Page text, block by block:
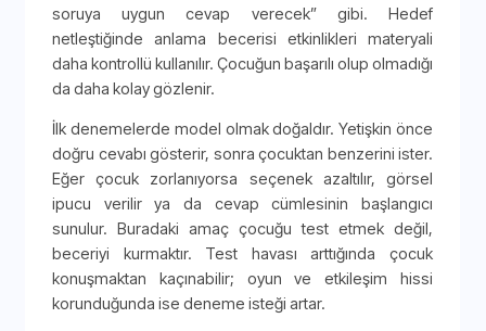
soruya uygun cevap verecek” gibi. Hedef
netleştiğinde anlama becerisi etkinlikleri materyali
daha kontrollü kullanılır. Çocuğun başarılı olup olmadığı
da daha kolay gözlenir.
İlk denemelerde model olmak doğaldır. Yetişkin önce
doğru cevabı gösterir, sonra çocuktan benzerini ister.
Eğer çocuk zorlanıyorsa seçenek azaltılır, görsel
ipucu verilir ya da cevap cümlesinin başlangıcı
sunulur. Buradaki amaç çocuğu test etmek değil,
beceriyi kurmaktır. Test havası arttığında çocuk
konuşmaktan kaçınabilir; oyun ve etkileşim hissi
korunduğunda ise deneme isteği artar.